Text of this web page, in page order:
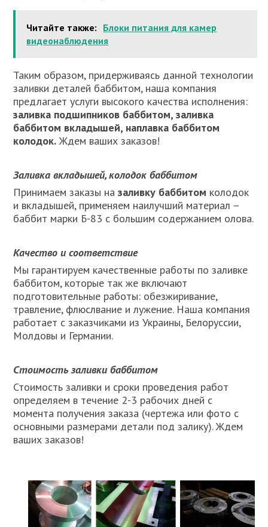
Читайте также: Блоки питания для камер
видеонаблюдения
Таким образом, придерживаясь данной технологии
заливки деталей баббитом, наша компания
предлагает услуги высокого качества исполнения:
заливка подшипников баббитом, заливка
баббитом вкладышей, наплавка баббитом
колодок.Ждем ваших заказов!
Заливка вкладышей, колодок баббитом
Принимаем заказы назаливку баббитом колодок
и вкладышей, применяем наилучший материал –
баббит марки Б-83 с большим содержанием олова.
Качество и соответствие
Мы гарантируем качественные работы по заливке
баббитом, которые так же включают
подготовительные работы: обезжиривание,
травление, флюслвание и лужение. Наша компания
работает с заказчиками из Украины, Белоруссии,
Молдовы и Германии.
Стоимость заливки баббитом
Стоимость заливки и сроки проведения работ
определяем в течение 2-3 рабочих дней с
момента получения заказа (чертежа или фото с
основными размерами детали под залику). Ждем
ваших заказов!